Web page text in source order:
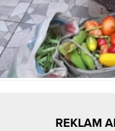
REKLAM